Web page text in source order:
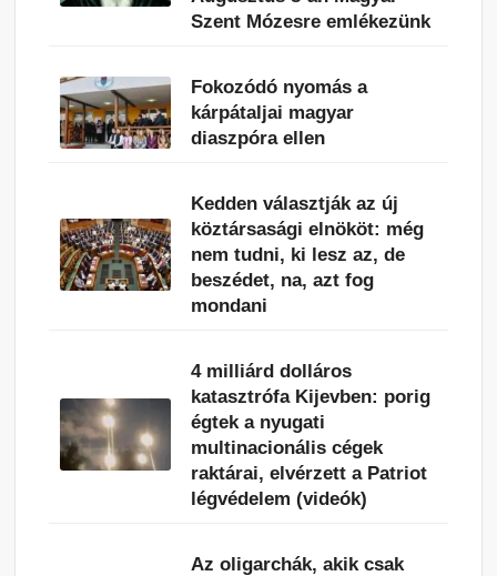
Szent Mózesre emlékezünk
Fokozódó nyomás a
kárpátaljai magyar
diaszpóra ellen
Kedden választják az új
köztársasági elnököt: még
nem tudni, ki lesz az, de
beszédet, na, azt fog
mondani
4 milliárd dolláros
katasztrófa Kijevben: porig
égtek a nyugati
multinacionális cégek
raktárai, elvérzett a Patriot
légvédelem (videók)
Az oligarchák, akik csak